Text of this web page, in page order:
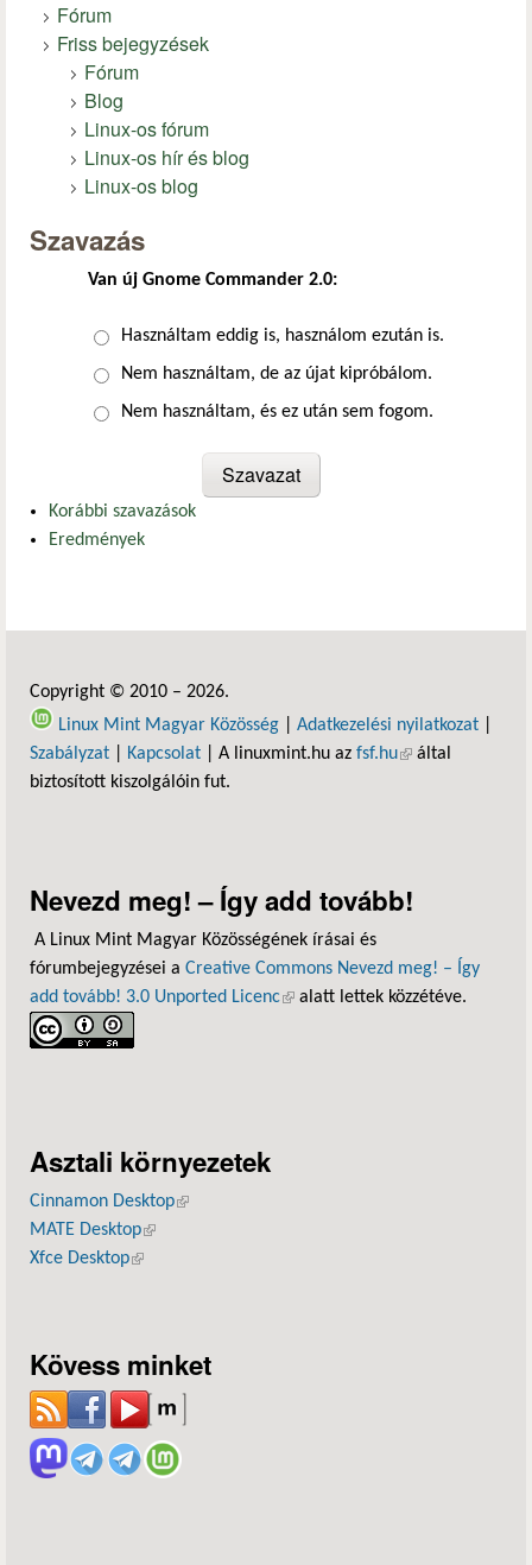
Fórum
Friss bejegyzések
Fórum
Blog
Linux-os fórum
Linux-os hír és blog
Linux-os blog
Szavazás
Van új Gnome Commander 2.0:
Választások
Használtam eddig is, használom ezután is.
Nem használtam, de az újat kipróbálom.
Nem használtam, és ez után sem fogom.
Korábbi szavazások
Eredmények
Copyright © 2010 – 2026.
Linux Mint Magyar Közösség
Adatkezelési nyilatkozat
Szabályzat
Kapcsolat | A linuxmint.hu az fsf.hu(külső hivatkozás)
által
biztosított kiszolgálóin fut.
Nevezd meg! – Így add tovább!
A Linux Mint Magyar Közösségének írásai és
fórumbejegyzései a Creative Commons Nevezd meg! – Így
add tovább! 3.0 Unported Licenc(külső hivatkozás)
alatt lettek közzétéve.
Asztali környezetek
Cinnamon Desktop(külső hivatkozás)
MATE Desktop(külső hivatkozás)
Xfce Desktop(külső hivatkozás)
Kövess minket